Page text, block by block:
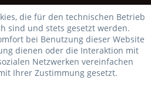
die für den technischen Betrieb
sind und stets gesetzt werden.
bei Benutzung dieser Website
dienen oder die Interaktion mit
Netzwerken vereinfachen
Ihrer Zustimmung gesetzt.